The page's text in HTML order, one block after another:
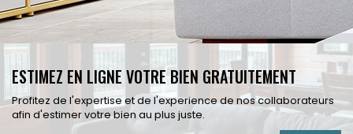
ESTIMEZ EN LIGNE VOTRE BIEN GRATUITEMENT
Profitez de l'expertise et de l'experience de nos collaborateurs
afin d'estimer votre bien au plus juste.